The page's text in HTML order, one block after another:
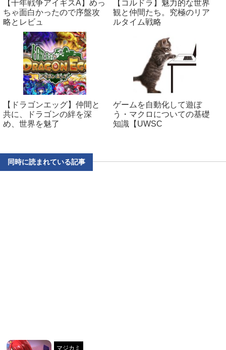
【千年戦争アイギスA】めっ
ちゃ面白かったので序盤攻
略とレビュ
【コルドラ】魅力的な世界
観と仲間たち。究極のリア
ルタイム戦略
【ドラゴンエッグ】仲間と
共に、ドラゴンの絆を深
め、世界を魅了
ゲームを自動化して遊ぼ
う・マクロについての基礎
知識【UWSC
同時に読まれている記事
マジカミ